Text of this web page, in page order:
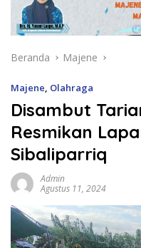
Beranda Majene
Majene Olahraga
Disambut
Resmikan
Sibaliparriq
Admin
Agustus 11, 2024